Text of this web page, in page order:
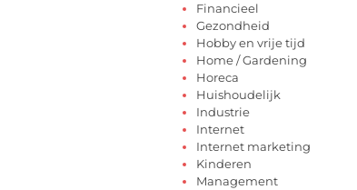
Financieel
Gezondheid
Hobby en vrije tijd
Home / Gardening
Horeca
Huishoudelijk
Industrie
Internet
Internet marketing
Kinderen
Management